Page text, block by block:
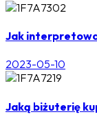
Jak
2023-05-10
Jaką biżuterię